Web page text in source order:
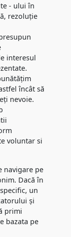
- ului în
rezoluție
interesul
încât să
nevoie.
voluntar si
navigare pe
Dacă în
un
și
primi
bazata pe